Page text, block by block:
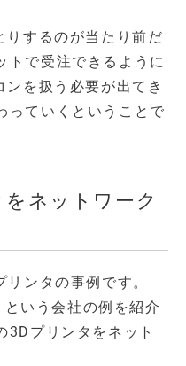
するのが当たり前だ
トで受注できるように
を扱う必要が出てき
っていくということで
ネットワーク
ンタの事例です。
いう会社の例を紹介
3Dプリンタをネット